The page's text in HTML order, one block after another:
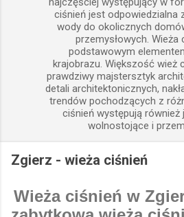
ciśnień jest odpowiedzialna
wody do okolicznych
przemysłowych. Wieża
podstawowym
krajobrazu. Większość wież
prawdziwy majstersztyk
detali architektonicznych,
trendów pochodzących z
ciśnień występują również
wolnostojące i
Zgierz - wieża ciśnień
Wieża ciśnień w